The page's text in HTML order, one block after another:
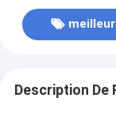
Description De